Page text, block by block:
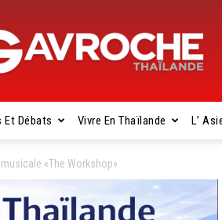
Gavroche
Et Débats Vivre En Thaïlande L’
«The Workshop»